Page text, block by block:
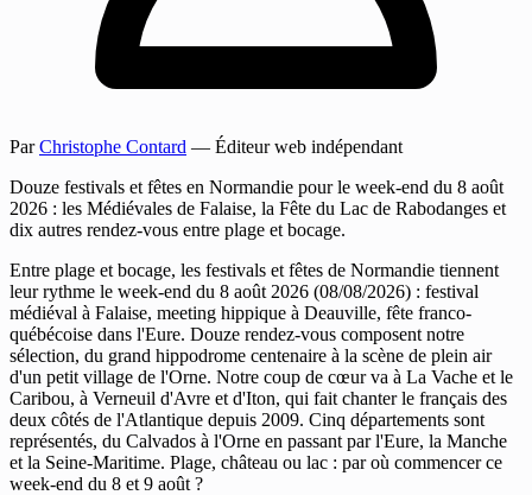
ParChristophe Contard — Éditeur web indépendant
Douze festivals et fêtes en Normandie pour le week-end du 8 août
2026 : les Médiévales de Falaise, la Fête du Lac de Rabodanges et
dix autres rendez-vous entre plage et bocage.
Entre plage et bocage, les festivals et fêtes de Normandie tiennent
leur rythme le week-end du 8 août 2026 (08/08/2026) : festival
médiéval à Falaise, meeting hippique à Deauville, fête franco-
québécoise dans l'Eure. Douze rendez-vous composent notre
sélection, du grand hippodrome centenaire à la scène de plein air
d'un petit village de l'Orne. Notre coup de cœur va à La Vache et le
Caribou, à Verneuil d'Avre et d'Iton, qui fait chanter le français des
deux côtés de l'Atlantique depuis 2009. Cinq départements sont
représentés, du Calvados à l'Orne en passant par l'Eure, la Manche
et la Seine-Maritime. Plage, château ou lac : par où commencer ce
week-end du 8 et 9 août ?